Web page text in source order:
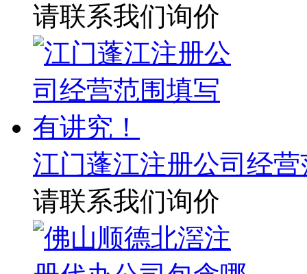
请联系我们询价
江门蓬江注册公司经
请联系我们询价